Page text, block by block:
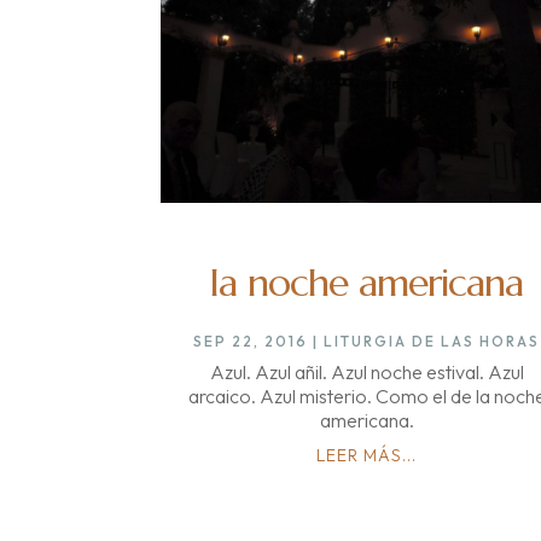
la noche americana
SEP 22, 2016 |LITURGIA DE LAS HORAS
Azul. Azul añil. Azul noche estival. Azul
arcaico. Azul misterio. Como el de la
americana.
LEER MÁS...